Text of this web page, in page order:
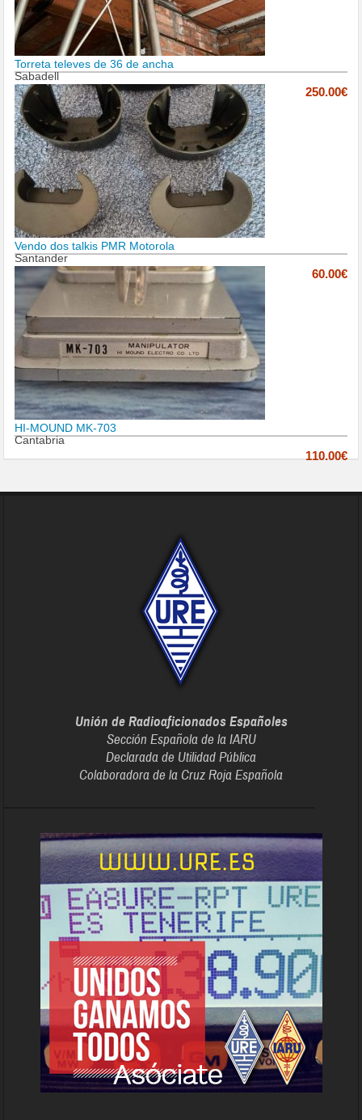
Torreta televes de 36 de ancha
Sabadell
250.00€
Vendo dos talkis PMR Motorola
Santander
60.00€
HI-MOUND MK-703
Cantabria
110.00€
Unión de Radioaficionados Españoles
Sección Española de la IARU
Declarada de Utilidad Pública
Colaboradora de la Cruz Roja Española